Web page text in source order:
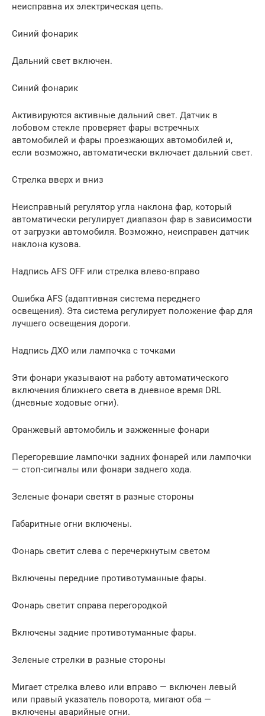
неисправна их электрическая цепь.
Синий фонарик
Дальний свет включен.
Синий фонарик
Активируются активные дальний свет. Датчик в
лобовом стекле проверяет фары встречных
автомобилей и фары проезжающих автомобилей и,
если возможно, автоматически включает дальний свет.
Стрелка вверх и вниз
Неисправный регулятор угла наклона фар, который
автоматически регулирует диапазон фар в зависимости
от загрузки автомобиля. Возможно, неисправен датчик
наклона кузова.
Надпись AFS OFF или стрелка влево-вправо
Ошибка AFS (адаптивная система переднего
освещения). Эта система регулирует положение фар для
лучшего освещения дороги.
Надпись ДХО или лампочка с точками
Эти фонари указывают на работу автоматического
включения ближнего света в дневное время DRL
(дневные ходовые огни).
Оранжевый автомобиль и зажженные фонари
Перегоревшие лампочки задних фонарей или лампочки
— стоп-сигналы или фонари заднего хода.
Зеленые фонари светят в разные стороны
Габаритные огни включены.
Фонарь светит слева с перечеркнутым светом
Включены передние противотуманные фары.
Фонарь светит справа перегородкой
Включены задние противотуманные фары.
Зеленые стрелки в разные стороны
Мигает стрелка влево или вправо — включен левый
или правый указатель поворота, мигают оба —
включены аварийные огни.